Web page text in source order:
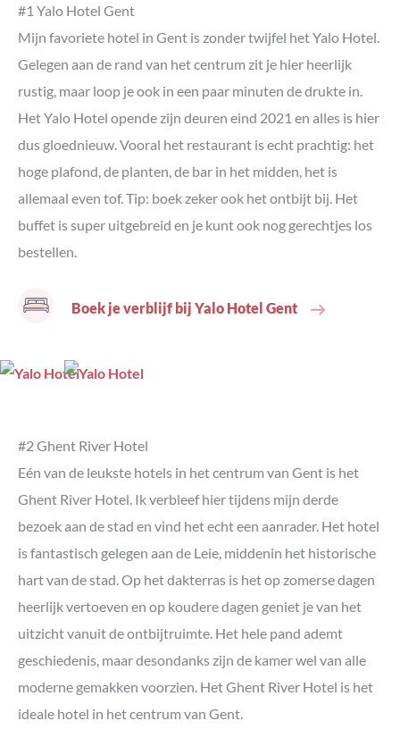
Meer zien en doen in Gent
#1 Yalo Hotel Gent
Mijn favoriete hotel in Gent is zonder twijfel het Yalo Hotel.
Gelegen aan de rand van het centrum zit je hier heerlijk
rustig, maar loop je ook in een paar minuten de drukte in.
Het Yalo Hotel opende zijn deuren eind 2021 en alles is hier
dus gloednieuw. Vooral het restaurant is echt prachtig: het
hoge plafond, de planten, de bar in het midden, het is
allemaal even tof. Tip: boek zeker ook het ontbijt bij. Het
buffet is super uitgebreid en je kunt ook nog gerechtjes los
bestellen.
Boek je verblijf bij Yalo Hotel Gent
#2 Ghent River Hotel
Eén van de leukste hotels in het centrum van Gent is het
Ghent River Hotel. Ik verbleef hier tijdens mijn derde
bezoek aan de stad en vind het echt een aanrader. Het hotel
is fantastisch gelegen aan de Leie, middenin het historische
hart van de stad. Op het dakterras is het op zomerse dagen
heerlijk vertoeven en op koudere dagen geniet je van het
uitzicht vanuit de ontbijtruimte. Het hele pand ademt
geschiedenis, maar desondanks zijn de kamer wel van alle
moderne gemakken voorzien. Het Ghent River Hotel is het
ideale hotel in het centrum van Gent.